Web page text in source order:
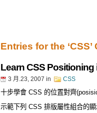
Entries for the
Learn CSS Positioning
3 月.23, 2007 in CSS
十步學會 CSS 的位置對齊
示範下列 CSS 排版屬性組合的顯